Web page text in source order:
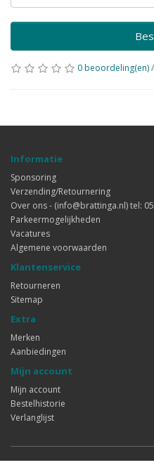
0 beoordeling(en)/
Informatie
Sponsoring
Verzending/Retournering
Over ons - (info@brattinga.nl) tel:
Parkeermogelijkheden
Vacatures
Algemene voorwaarden
Klantenservice
Retourneren
Sitemap
Extra
Merken
Aanbiedingen
Mijn account
Mijn account
Bestelhistorie
Verlanglijst